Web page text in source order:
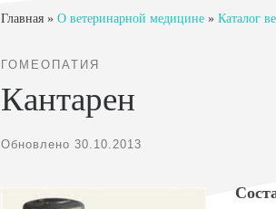
Главная » О ветеринарной медицине » Каталог
ГОМЕОПАТИЯ
Кантарен
Обновлено 30.10.2013